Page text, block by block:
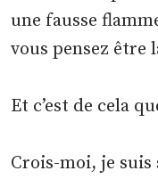
une fausse
vous pensez être
Et c’est de cela
Crois-moi, je